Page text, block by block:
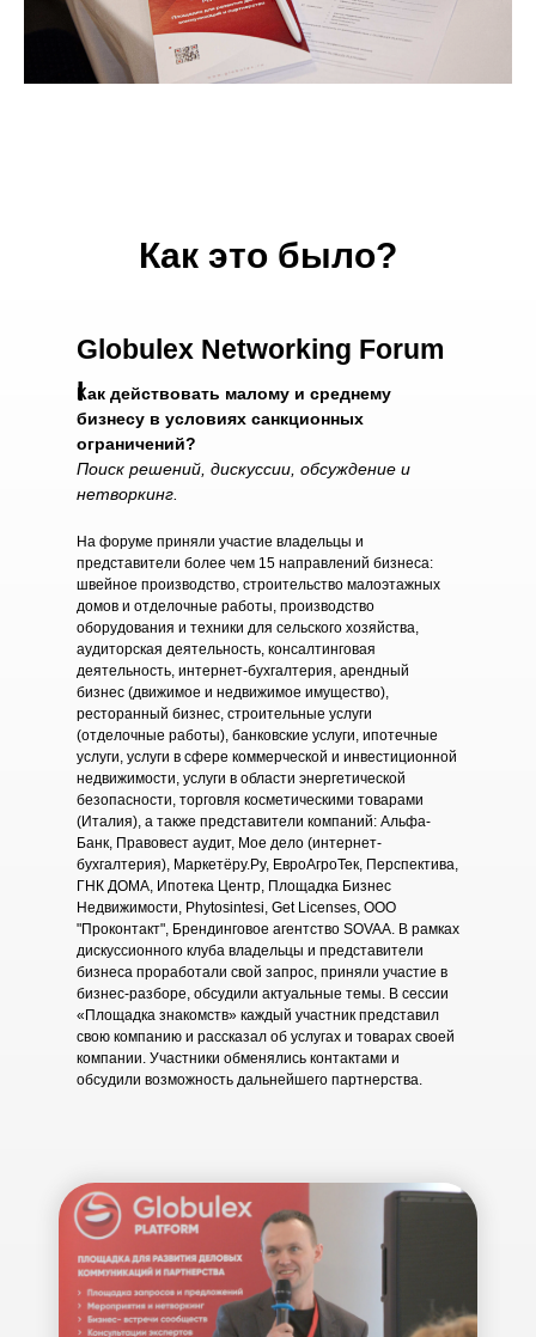
Как это было?
Globulex Networking Forum
I
Как действовать малому и среднему
бизнесу в условиях санкционных
ограничений?
Поиск решений, дискуссии, обсуждение и
нетворкинг.
На форуме приняли участие владельцы и
представители более чем 15 направлений бизнеса:
швейное производство, строительство малоэтажных
домов и отделочные работы, производство
оборудования и техники для сельского хозяйства,
аудиторская деятельность, консалтинговая
деятельность, интернет-бухгалтерия, арендный
бизнес (движимое и недвижимое имущество),
ресторанный бизнес, строительные услуги
(отделочные работы), банковские услуги, ипотечные
услуги, услуги в сфере коммерческой и инвестиционной
недвижимости, услуги в области энергетической
безопасности, торговля косметическими товарами
(Италия), а также представители компаний: Альфа-
Банк, Правовест аудит, Мое дело (интернет-
бухгалтерия), Маркетёру.Ру, ЕвроАгроТек, Перспектива,
ГНК ДОМА, Ипотека Центр, Площадка Бизнес
Недвижимости, Phytosintesi, Get Licenses, ООО
"Проконтакт", Брендинговое агентство SOVAA. В рамках
дискуссионного клуба владельцы и представители
бизнеса проработали свой запрос, приняли участие в
бизнес-разборе, обсудили актуальные темы. В сессии
«Площадка знакомств» каждый участник представил
свою компанию и рассказал об услугах и товарах своей
компании. Участники обменялись контактами и
обсудили возможность дальнейшего партнерства.